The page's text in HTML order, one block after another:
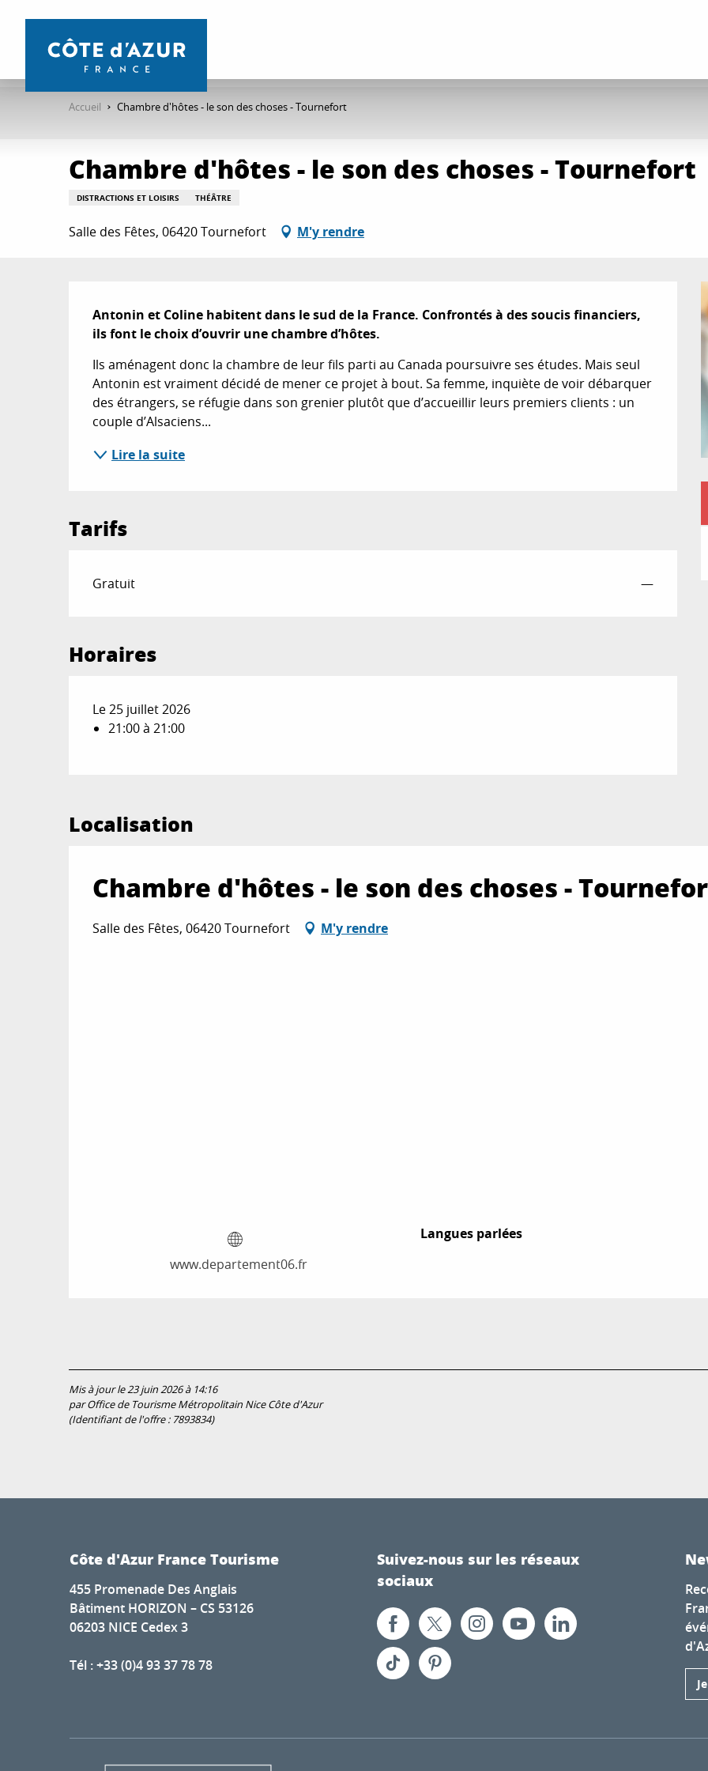
contenu
Accueil Chambre d'hôtes - le son des choses - Tournefort
Chambre d'hôtes - le son des choses - Tournefort
DISTRACTIONS ET LOISIRS THÉÂTRE
Salle des Fêtes, 06420 Tournefort M'y rendre
Description
Antonin et Coline habitent dans le sud de la France. Confrontés à des soucis financiers,
ils font le choix d’ouvrir une chambre d’hôtes.
Ils aménagent donc la chambre de leur fils parti au Canada poursuivre ses études. Mais seul
Antonin est vraiment décidé de mener ce projet à bout. Sa femme, inquiète de voir débarquer
des étrangers, se réfugie dans son grenier plutôt que d’accueillir leurs premiers clients : un
couple d’Alsaciens...
Lire la suite
Tarifs
Gratuit —
Horaires
Le 25 juillet 2026
21:00 à 21:00
Localisation
Chambre d'hôtes - le son des choses -
Salle des Fêtes, 06420 Tournefort M'y rendre
www.departement06.fr
Langues parlées
Langues parlées
Mis à jour le 23 juin 2026 à 14:16
par Office de Tourisme Métropolitain Nice Côte d'Azur
(Identifiant de l'offre : 7893834)
Côte d'Azur France Tourisme
455 Promenade Des Anglais
Bâtiment HORIZON – CS 53126
06203 NICE Cedex 3
Tél : +33 (0)4 93 37 78 78
Suivez-nous sur les réseaux
sociaux